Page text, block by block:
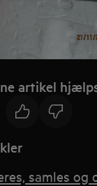
artikel
samles og